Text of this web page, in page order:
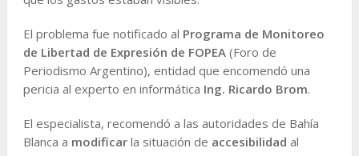
El problema fue notificado al Programa de Monitoreo
de Libertad de Expresión de FOPEA(Foro de
Periodismo Argentino), entidad que encomendó una
pericia al experto en informática Ing. Ricardo Brom.
El especialista, recomendó a las autoridades de Bahía
Blanca a modificarla situación de accesibilidad al